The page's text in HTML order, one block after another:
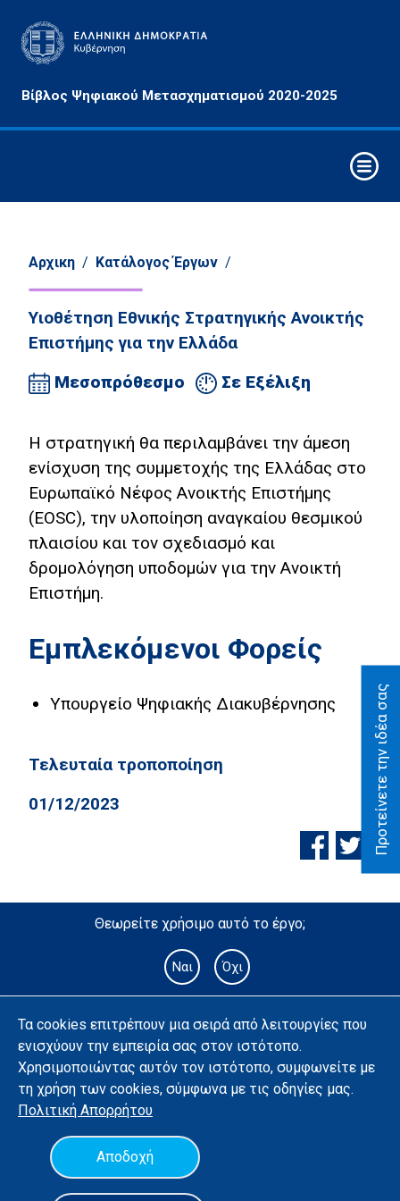
Προτείνετε την ιδέα σας
Βίβλος Ψηφιακού Μετασχηματισμού 2020-2025
&
Ψηφιακού
Στρατηγικοί
Άξονες
Τομείς
Αποτίμηση
Ψηφιακή
Δεκαετία
Προτείνετε
την ιδέα
σας
Αναζήτησης
Μετασχηματισμού
Αρχικη / Κατάλογος Έργων /
Υιοθέτηση Εθνικής Στρατηγικής Ανοικτής
Επιστήμης για την Ελλάδα
Μεσοπρόθεσμο
Σε Εξέλιξη
Η στρατηγική θα περιλαμβάνει την άμεση
ενίσχυση της συμμετοχής της Ελλάδας στο
Ευρωπαϊκό Νέφος Ανοικτής Επιστήμης
(EOSC), την υλοποίηση αναγκαίου θεσμικού
πλαισίου και τον σχεδιασμό και
δρομολόγηση υποδομών για την Ανοικτή
Επιστήμη.
Εμπλεκόμενοι Φορείς
Υπουργείο Ψηφιακής Διακυβέρνησης
Τελευταία τροποποίηση
01/12/2023
Θεωρείτε χρήσιμο αυτό το έργο;
Ναι Όχι
Τα cookies επιτρέπουν μια σειρά από λειτουργίες που
ενισχύουν την εμπειρία σας στον ιστότοπο.
Χρησιμοποιώντας αυτόν τον ιστότοπο, συμφωνείτε με
τη χρήση των cookies, σύμφωνα με τις οδηγίες μας.
Πολιτική Απορρήτου
Αποδοχή
Όροι χρήσης
Πολιτική Απορρήτου & Δήλωση Προσβασιμότητας